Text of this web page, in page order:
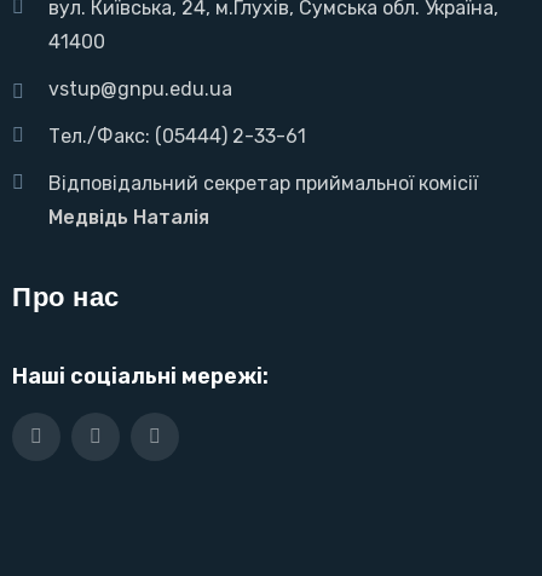
вул. Київська, 24, м.Глухів, Сумська обл. Україна,
41400
vstup@gnpu.edu.ua
Тел./Факс: (05444) 2-33-61
Відповідальний секретар приймальної комісії
Медвідь Наталія
Про нас
Наші соціальні мережі: